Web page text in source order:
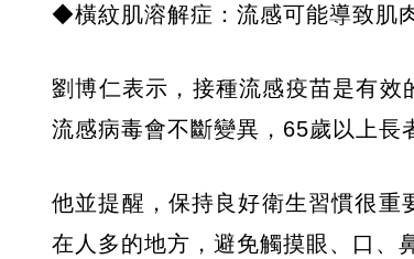
◆橫紋肌溶解症：流感可能導致肌
劉博仁表示，接種流感疫苗是有
流感病毒會不斷變異，65歲以上長
他並提醒，保持良好衛生習慣很重
在人多的地方，避免觸摸眼、口、